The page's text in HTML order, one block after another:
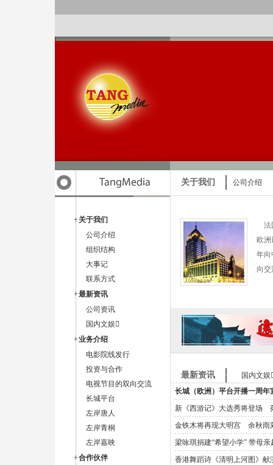
关于我们
公司介绍
组织结构
大事记
联系方式
最新资讯
公司资讯
国内文娱
业务介绍
电影院线发行
投资与合作
电视节目的双向交流
长城平台
左岸唐人
左岸青桐
左岸嘉映
合作伙伴
关于我们 公司介绍
法
欧
年向
向
最新资讯
国内文娱
长城（欧洲）平台开播一周年
新《西游记》大选秀将登场
金铁木将再现大明宫 余秋雨
梁咏琪捐建“希望小学” 带母
香港舞蹈诗《清明上河图》献